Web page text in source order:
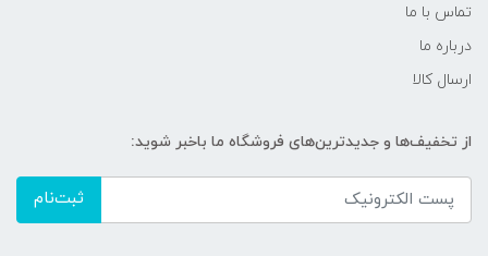
تماس با ما
درباره ما
ارسال کالا
از تخفیف‌ها و جدیدترین‌های فروشگاه ما باخبر شوید:
ثبت‌نام